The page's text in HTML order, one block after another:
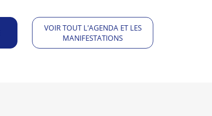
VOIR TOUT L'AGENDA ET LES
MANIFESTATIONS